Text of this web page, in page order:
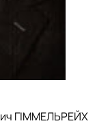
ГІММЕЛЬРЕЙХ